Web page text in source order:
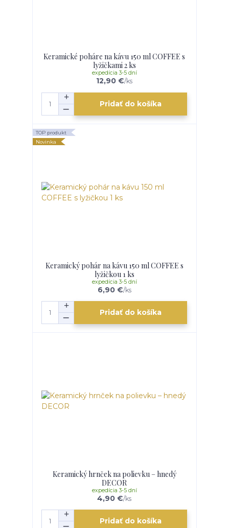
Keramické poháre na kávu 150 ml COFFEE s
lyžičkami 2 ks
12,90 €/ks
expedícia 3-5 dní
Pridať do košíka
TOP produkt
Novinka
Keramický pohár na kávu 150 ml COFFEE s
lyžičkou 1 ks
6,90 €/ks
expedícia 3-5 dní
Pridať do košíka
Keramický hrnček na polievku – hnedý
DECOR
4,90 €/ks
expedícia 3-5 dní
Pridať do košíka